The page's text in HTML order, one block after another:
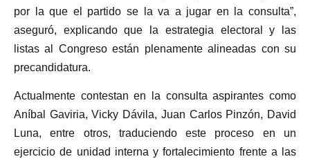
por la que el partido se la va a jugar en la consulta”,
aseguró, explicando que la estrategia electoral y las
listas al Congreso están plenamente alineadas con su
precandidatura.
Actualmente contestan en la consulta aspirantes como
Aníbal Gaviria, Vicky Dávila, Juan Carlos Pinzón, David
Luna, entre otros, traduciendo este proceso en un
ejercicio de unidad interna y fortalecimiento frente a las